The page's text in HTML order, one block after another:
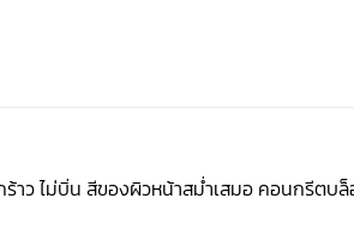
าว ไม่บิ่น สีของผิวหน้าสม่ำเสมอ คอนกรีต